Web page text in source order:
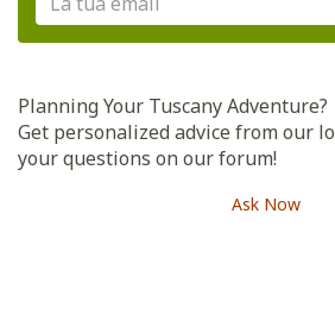
Planning Your Tuscany Adventure?
Get personalized advice from our
your questions on our forum!
Ask Now